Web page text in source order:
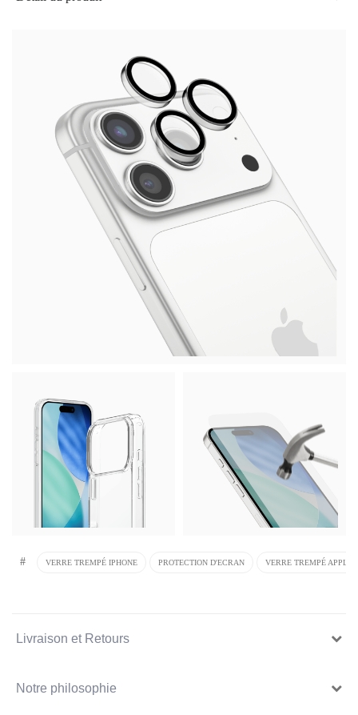
# VERRE TREMPÉ IPHONE PROTECTION D'ECRAN VERRE TREMPÉ APPLE
Livraison et Retours
Notre philosophie